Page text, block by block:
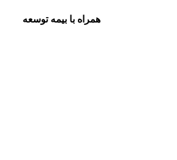
همراه با بیمه توسعه